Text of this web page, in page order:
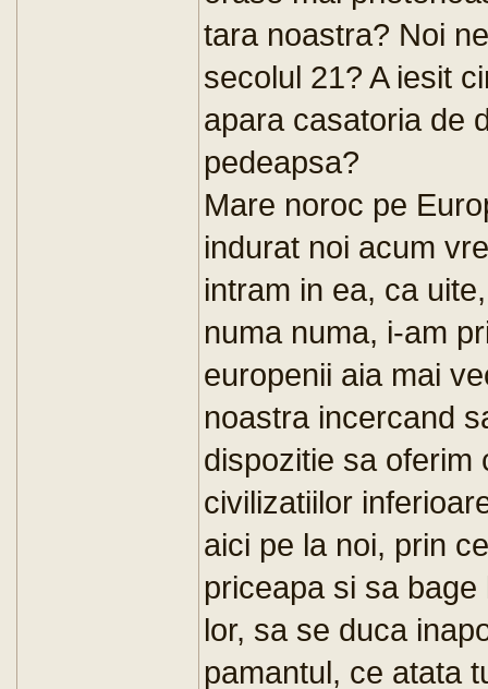
tara noastra? Noi
secolul 21? A iesit
apara casatoria de
pedeapsa?
Mare noroc pe
indurat noi acum
intram in ea, ca
numa numa, i-am
europenii aia mai
noastra incercand
dispozitie sa oferim
civilizatiilor
aici pe la noi, prin
priceapa si sa
lor, sa se duca
pamantul, ce atata